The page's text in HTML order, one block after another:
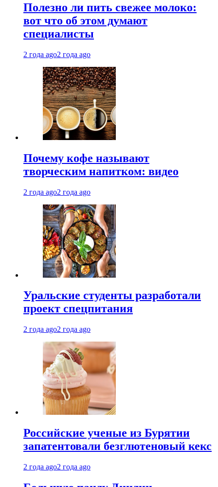
Полезно ли пить свежее молоко:
вот что об этом думают
специалисты
2 года ago2 года ago
Почему кофе называют
творческим напитком: видео
2 года ago2 года ago
Уральские студенты разработали
проект спецпитания
2 года ago2 года ago
Российские ученые из Бурятии
запатентовали безглютеновый кекс
2 года ago2 года ago